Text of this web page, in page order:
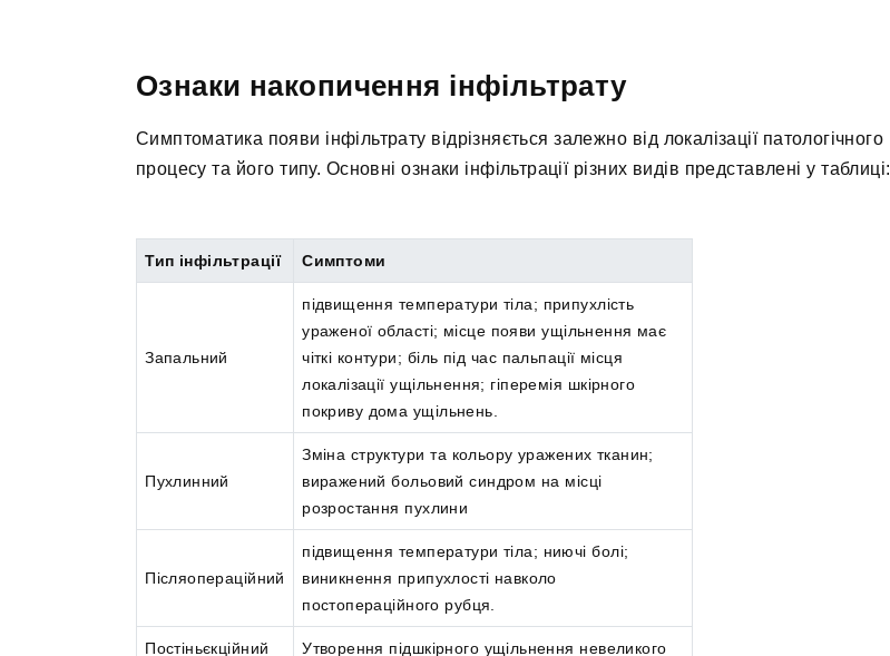
Ознаки накопичення інфільтрату
Симптоматика появи інфільтрату відрізняється залежно від локалізації патологічного
процесу та його типу. Основні ознаки інфільтрації різних видів представлені у таблиці:
Тип інфільтрації Симптоми
Запальний
підвищення температури тіла; припухлість
ураженої області; місце появи ущільнення має
чіткі контури; біль під час пальпації місця
локалізації ущільнення; гіперемія шкірного
покриву дома ущільнень.
Пухлинний
Зміна структури та кольору уражених тканин;
виражений больовий синдром на місці
розростання пухлини
Післяопераційний
підвищення температури тіла; ниючі болі;
виникнення припухлості навколо
постопераційного рубця.
Постіньєкційний Утворення підшкірного ущільнення невеликого